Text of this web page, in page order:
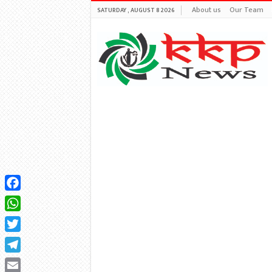
SATURDAY , AUGUST 8 2026 About us Our Team
Facebook
WhatsApp
Twitter
Telegram